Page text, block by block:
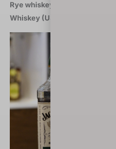
Rye whiskey marca 2018: Jack
Whiskey (USA)